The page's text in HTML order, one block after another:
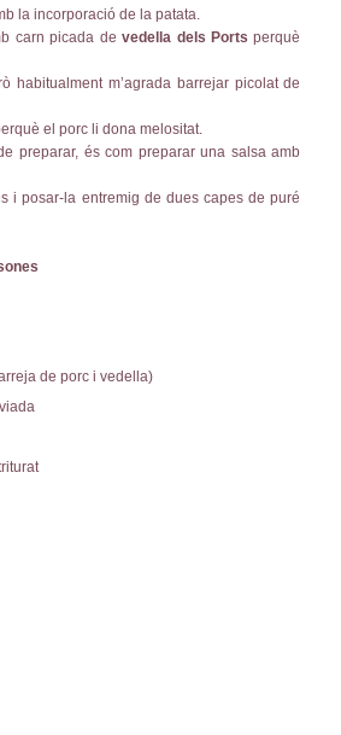
la incorporació de la patata.
carn picada devedella dels Ports perquè
habitualment m’agrada barrejar picolat de
el porc li dona melositat.
preparar, és com preparar una salsa amb
i posar-la entremig de dues capes de puré
de porc i vedella)